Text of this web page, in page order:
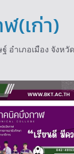
(เก่า)
อำเภอเมือง จังหวั